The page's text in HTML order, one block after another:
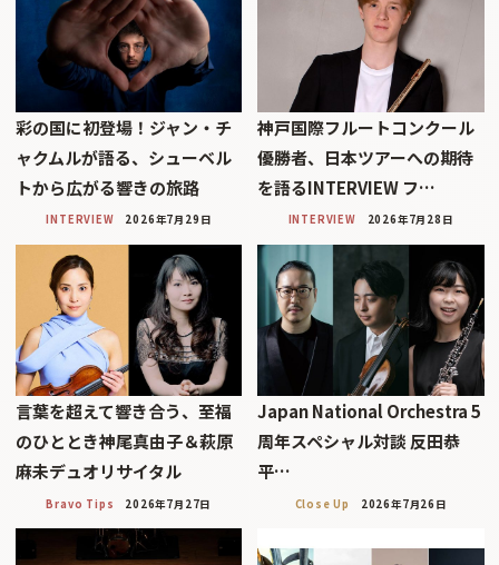
彩の国に初登場！ジャン・チ
ャクムルが語る、シューベル
トから広がる響きの旅路
INTERVIEW 2026年7月29日
神戸国際フルートコンクール
優勝者、日本ツアーへの期待
を語るINTERVIEW フ…
INTERVIEW 2026年7月28日
言葉を超えて響き合う、至福
のひととき神尾真由子＆萩原
麻未デュオリサイタル
Bravo Tips 2026年7月27日
Japan National Orchestra 5
周年スペシャル対談 反田恭
平…
Close Up 2026年7月26日